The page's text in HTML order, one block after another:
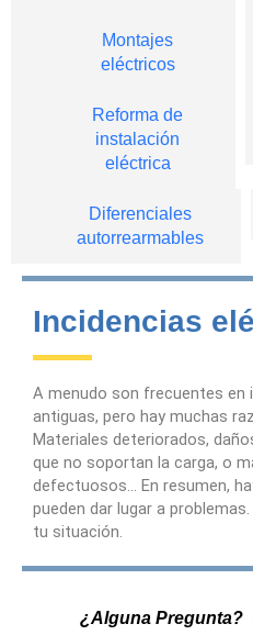
Montajes
eléctricos
Reforma de
instalación
eléctrica
Diferenciales
autorrearmables
Incidencias
A menudo son frecuentes en
antiguas, pero hay muchas
Materiales deteriorados,
que no soportan la carga, o
defectuosos… En resumen,
pueden dar lugar a
tu situación.
¿Alguna Pregunta?